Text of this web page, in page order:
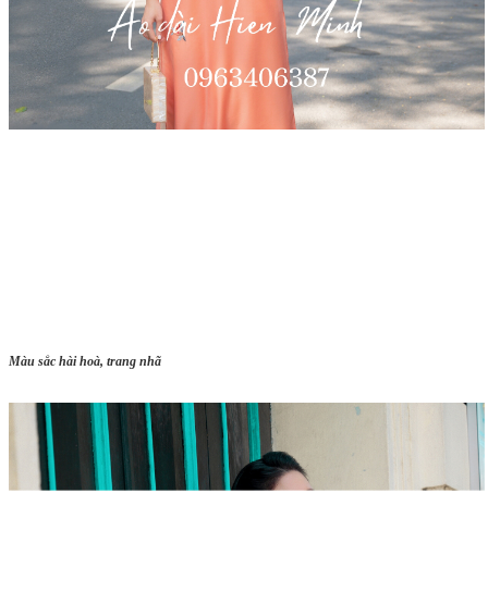
Màu sắc hài hoà, trang nhã